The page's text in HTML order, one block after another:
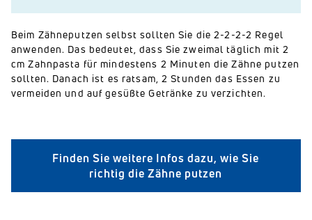
Beim Zähneputzen selbst sollten Sie die 2-2-2-2 Regel
anwenden. Das bedeutet, dass Sie zweimal täglich mit 2
cm Zahnpasta für mindestens 2 Minuten die Zähne putzen
sollten. Danach ist es ratsam, 2 Stunden das Essen zu
vermeiden und auf gesüßte Getränke zu verzichten.
Finden Sie weitere Infos dazu, wie Sie
richtig die Zähne putzen